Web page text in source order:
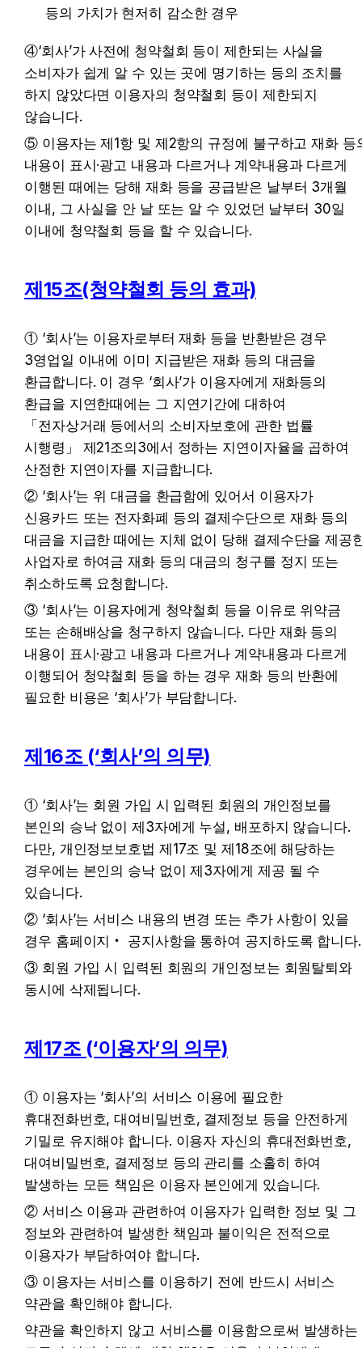
등의 가치가 현저히 감소한 경우
④‘회사’가 사전에 청약철회 등이 제한되는 사실을
소비자가 쉽게 알 수 있는 곳에 명기하는 등의 조치를
하지 않았다면 이용자의 청약철회 등이 제한되지
않습니다.
⑤ 이용자는 제1항 및 제2항의 규정에 불구하고 재화 등
내용이 표시·광고 내용과 다르거나 계약내용과 다르게
이행된 때에는 당해 재화 등을 공급받은 날부터 3개월
이내, 그 사실을 안 날 또는 알 수 있었던 날부터 30일
이내에 청약철회 등을 할 수 있습니다.
제15조(청약철회 등의 효과)
① ‘회사’는 이용자로부터 재화 등을 반환받은 경우
3영업일 이내에 이미 지급받은 재화 등의 대금을
환급합니다. 이 경우 ‘회사’가 이용자에게 재화등의
환급을 지연한때에는 그 지연기간에 대하여
「전자상거래 등에서의 소비자보호에 관한 법률
시행령」 제21조의3에서 정하는 지연이자율을 곱하여
산정한 지연이자를 지급합니다.
② ‘회사’는 위 대금을 환급함에 있어서 이용자가
신용카드 또는 전자화폐 등의 결제수단으로 재화 등의
대금을 지급한 때에는 지체 없이 당해 결제수단을 제공
사업자로 하여금 재화 등의 대금의 청구를 정지 또는
취소하도록 요청합니다.
③ ‘회사’는 이용자에게 청약철회 등을 이유로 위약금
또는 손해배상을 청구하지 않습니다. 다만 재화 등의
내용이 표시·광고 내용과 다르거나 계약내용과 다르게
이행되어 청약철회 등을 하는 경우 재화 등의 반환에
필요한 비용은 ‘회사’가 부담합니다.
제16조 (‘회사’의 의무)
① ‘회사’는 회원 가입 시 입력된 회원의 개인정보를
본인의 승낙 없이 제3자에게 누설, 배포하지 않습니다.
다만, 개인정보보호법 제17조 및 제18조에 해당하는
경우에는 본인의 승낙 없이 제3자에게 제공 될 수
있습니다.
② ‘회사’는 서비스 내용의 변경 또는 추가 사항이 있을
경우 홈페이지‧ 공지사항을 통하여 공지하도록 합니다.
③ 회원 가입 시 입력된 회원의 개인정보는 회원탈퇴와
동시에 삭제됩니다.
제17조 (‘이용자’의 의무)
① 이용자는 ‘회사’의 서비스 이용에 필요한
휴대전화번호, 대여비밀번호, 결제정보 등을 안전하게
기밀로 유지해야 합니다. 이용자 자신의 휴대전화번호,
대여비밀번호, 결제정보 등의 관리를 소홀히 하여
발생하는 모든 책임은 이용자 본인에게 있습니다.
② 서비스 이용과 관련하여 이용자가 입력한 정보 및 그
정보와 관련하여 발생한 책임과 불이익은 전적으로
이용자가 부담하여야 합니다.
③ 이용자는 서비스를 이용하기 전에 반드시 서비스
약관을 확인해야 합니다.
약관을 확인하지 않고 서비스를 이용함으로써 발생하는